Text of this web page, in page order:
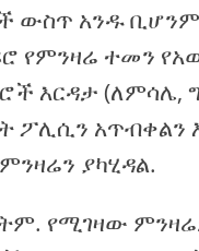
ውስጥ አንዱ
የምንዛሬ ተመን
እርዳታ (ለምሳሌ,
ፖሊሲን አጥብቀልን
ያካሂዳል.
የሚገዛው